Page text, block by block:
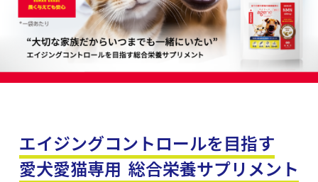
エイジングコントロールを目指す
愛犬愛猫専用 総合栄養サプリメント